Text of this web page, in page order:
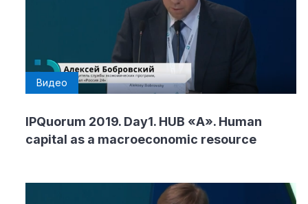
Видео
IPQuorum 2019. Day1. HUB «А». Human
capital as a macroeconomic resource